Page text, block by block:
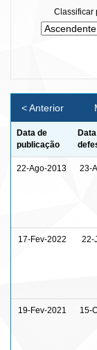
Classificar
< Anterior
Data de
publicação
22-Ago-2013 23-
17-Fev-2022 22-
19-Fev-2021 15-